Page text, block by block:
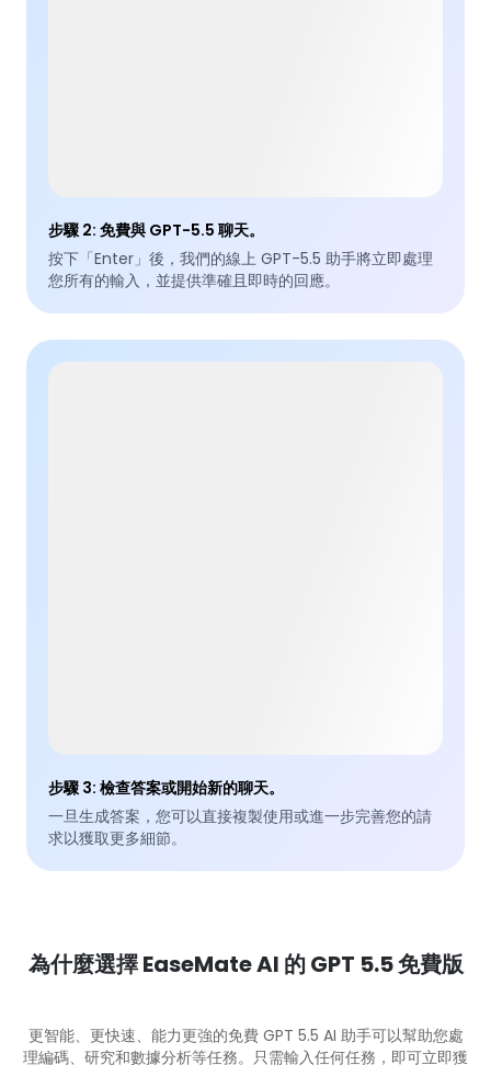
步驟 2:免費與 GPT-5.5 聊天。
按下「Enter」後，我們的線上 GPT-5.5 助手將立即處理
您所有的輸入，並提供準確且即時的回應。
步驟 3:檢查答案或開始新的聊天。
一旦生成答案，您可以直接複製使用或進一步完善您的請
求以獲取更多細節。
為什麼選擇 EaseMate AI 的 GPT 5.5 免費版
更智能、更快速、能力更強的免費 GPT 5.5 AI 助手可以幫助您處
理編碼、研究和數據分析等任務。只需輸入任何任務，即可立即獲